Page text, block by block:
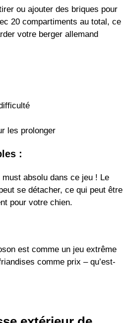
les prolonger
:
se détacher, ce qui peut être
est comme un jeu extrême
extérieur de
de Nina Ottoson !
allemand pourra mettre à
de problèmes grâce à